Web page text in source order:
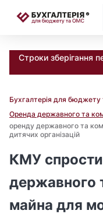
Строки зберігання
Бухгалтерія для
Оренда державного та
оренду державного та
дитячих організацій
КМУ
державного
майна для